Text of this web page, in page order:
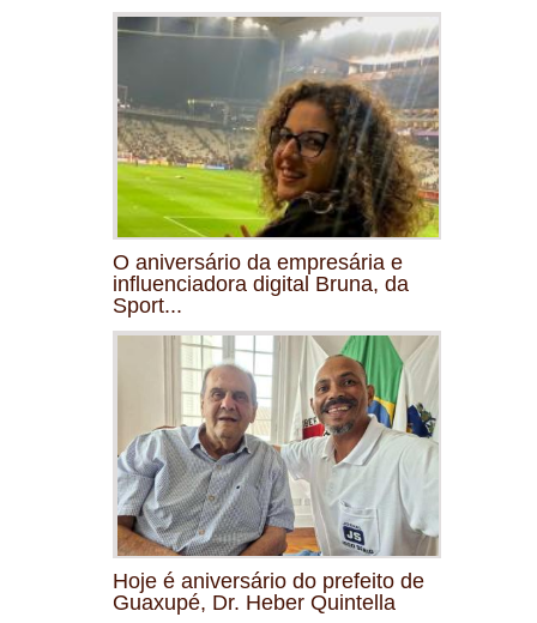
O aniversário da empresária e
influenciadora digital Bruna, da
Sport...
Hoje é aniversário do prefeito de
Guaxupé, Dr. Heber Quintella